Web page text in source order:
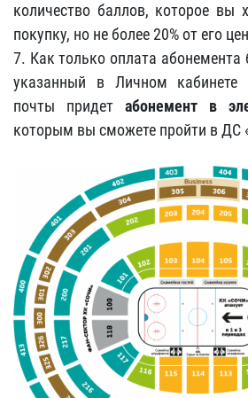
количество баллов, которое вы
покупку, но не более 20% от его
7. Как только оплата абонемента
указанный в Личном кабинете
почты придет абонемент в
которым вы сможете пройти в ДС